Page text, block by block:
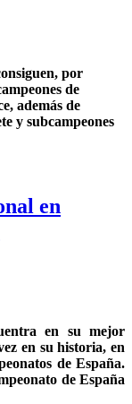
por
de
además de
y subcampeones
en
en su mejor
en su historia, en
de España.
de España